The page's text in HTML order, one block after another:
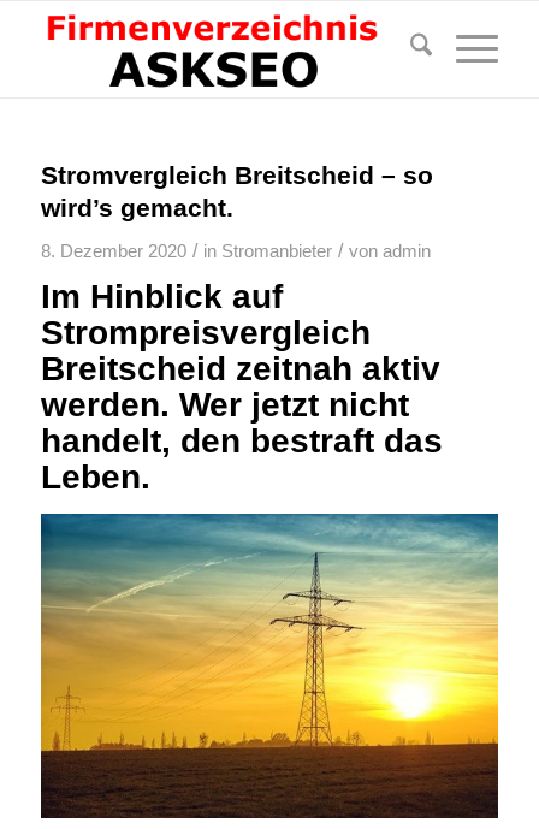
Stromvergleich Breitscheid – so
wird’s gemacht.
8. Dezember 2020 / in Stromanbieter / von admin
Im Hinblick auf
Strompreisvergleich
Breitscheid zeitnah aktiv
werden. Wer jetzt nicht
handelt, den bestraft das
Leben.